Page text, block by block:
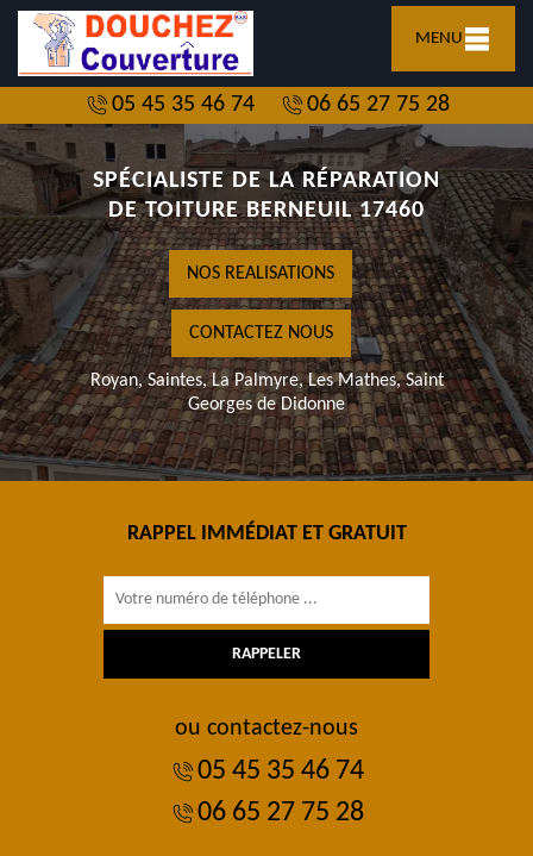
MENU
05 45 35 46 74 06 65 27 75 28
SPÉCIALISTE DE LA RÉPARATION
DE TOITURE BERNEUIL 17460
NOS REALISATIONS
CONTACTEZ NOUS
Royan, Saintes, La Palmyre, Les Mathes, Saint
Georges de Didonne
RAPPEL IMMÉDIAT ET GRATUIT
ou contactez-nous
05 45 35 46 74
06 65 27 75 28